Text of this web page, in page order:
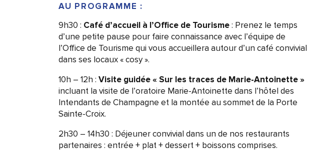
AU PROGRAMME :
9h30 : Café d’accueil à l’Office de Tourisme: Prenez le temps
d’une petite pause pour faire connaissance avec l’équipe de
l’Office de Tourisme qui vous accueillera autour d’un café convivial
dans ses locaux « cosy ».
10h – 12h : Visite guidée « Sur les traces de Marie-Antoinette »
incluant la visite de l’oratoire Marie-Antoinette dans l’hôtel des
Intendants de Champagne et la montée au sommet de la Porte
Sainte-Croix.
2h30 – 14h30 : Déjeuner convivial dans un de nos restaurants
partenaires : entrée + plat + dessert + boissons comprises.